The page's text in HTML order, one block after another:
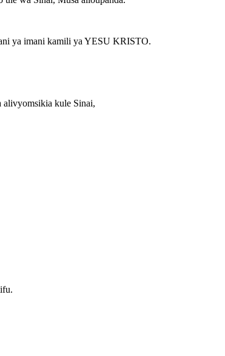
ya imani kamili ya YESU KRISTO.
kule Sinai,